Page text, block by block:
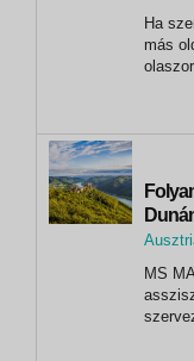
Ha
más
járja
és
Melk
MS